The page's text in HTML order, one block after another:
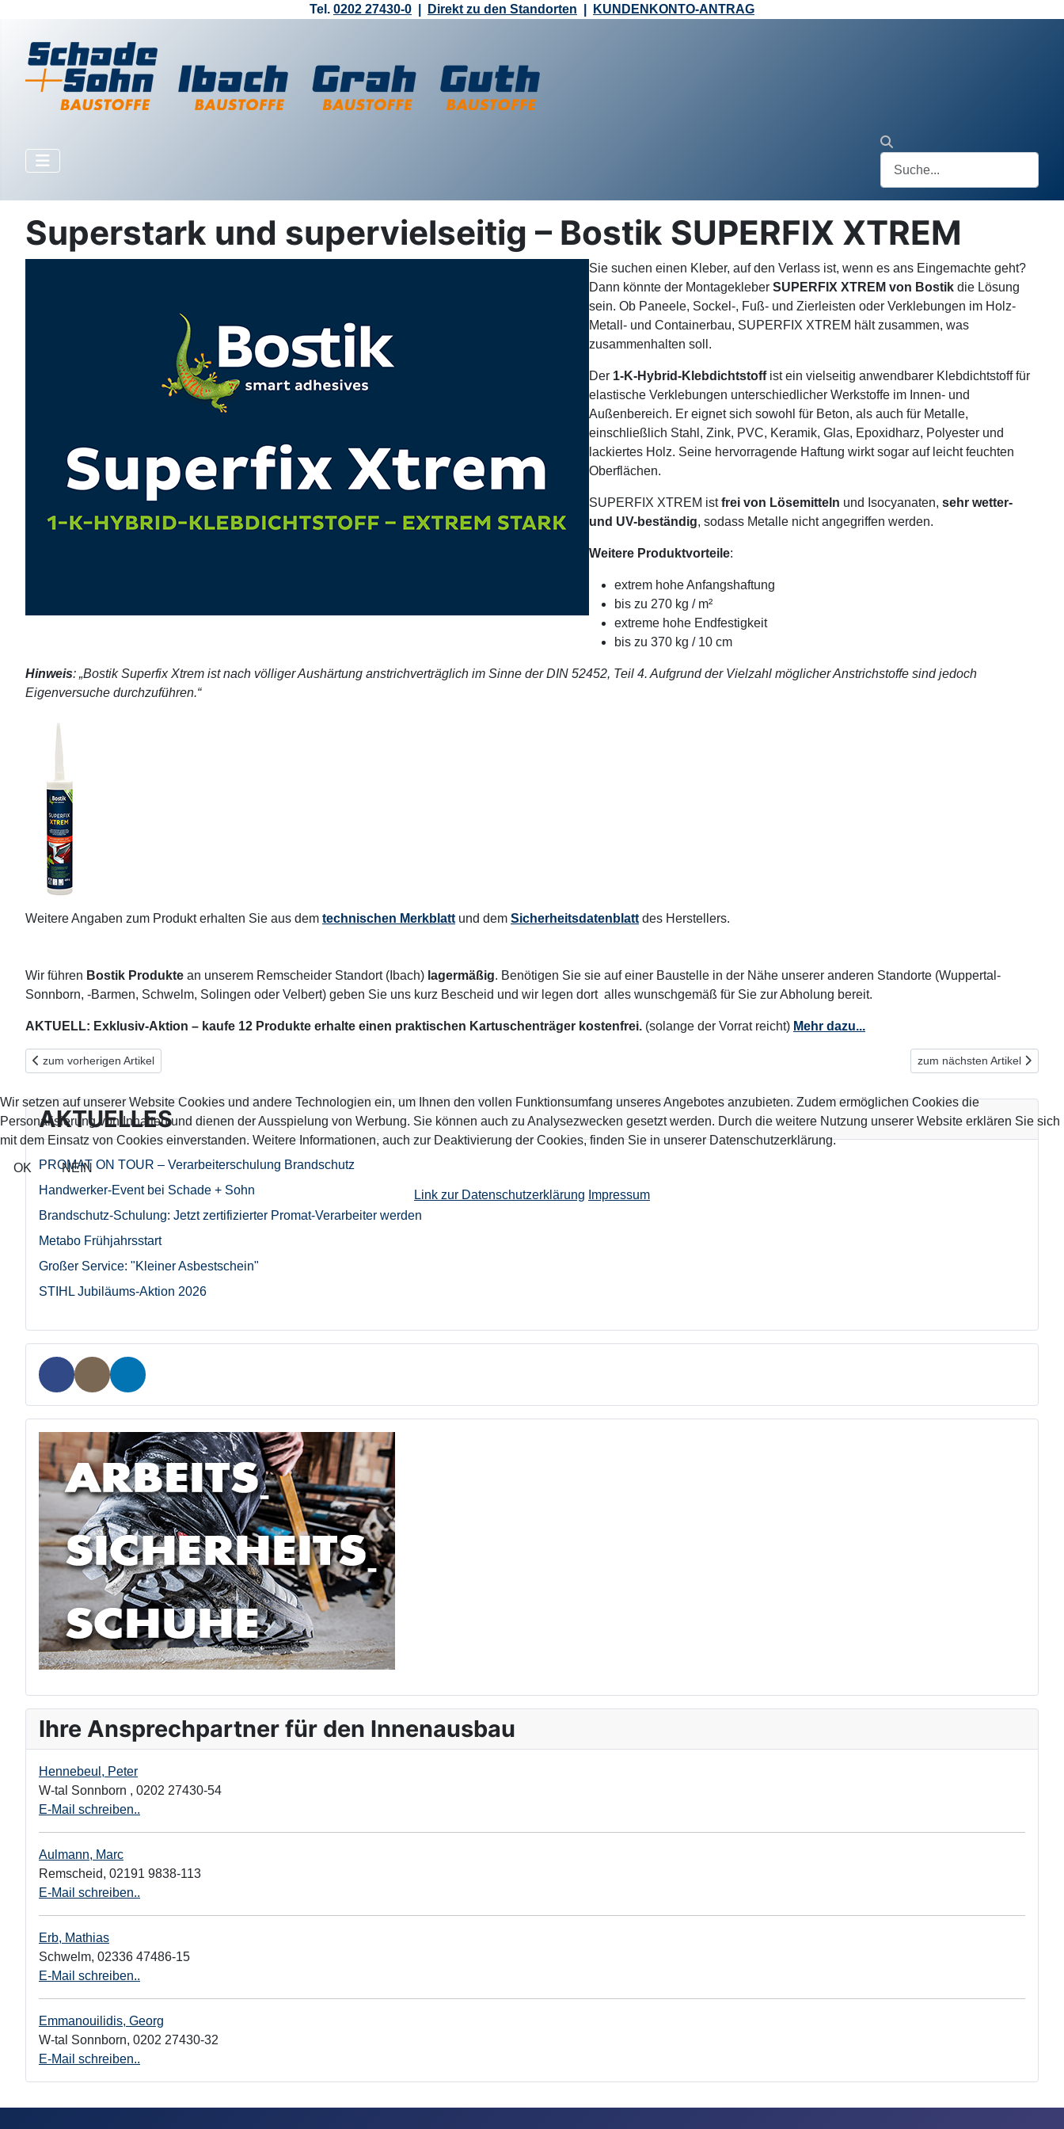
Tel. 0202 27430-0 Direkt zu den Standorten KUNDENKONTO-ANTRAG
Superstark und supervielseitig – Bostik SUPERFIX XTREM
Sie suchen einen Kleber, auf den Verlass ist, wenn es ans Eingemachte geht?
Dann könnte der Montagekleber SUPERFIX XTREM von Bostik die Lösung
sein. Ob Paneele, Sockel-, Fuß- und Zierleisten oder Verklebungen im Holz-
Metall- und Containerbau, SUPERFIX XTREM hält zusammen, was
zusammenhalten soll.
Der 1-K-Hybrid-Klebdichtstoffist ein vielseitig anwendbarer Klebdichtstoff für
elastische Verklebungen unterschiedlicher Werkstoffe im Innen- und
Außenbereich. Er eignet sich sowohl für Beton, als auch für Metalle,
einschließlich Stahl, Zink, PVC, Keramik, Glas, Epoxidharz, Polyester und
lackiertes Holz. Seine hervorragende Haftung wirkt sogar auf leicht feuchten
Oberflächen.
SUPERFIX XTREM istfrei von Lösemitteln und Isocyanaten, sehr wetter-
und UV-beständig, sodass Metalle nicht angegriffen werden.
Weitere Produktvorteile:
extrem hohe Anfangshaftung
bis zu 270 kg / m²
extreme hohe Endfestigkeit
bis zu 370 kg / 10 cm
Hinweis: „Bostik Superfix Xtrem ist nach völliger Aushärtung anstrichverträglich im Sinne der DIN 52452, Teil 4. Aufgrund der Vielzahl möglicher Anstrichstoffe sind jedoch
Eigenversuche durchzuführen.“
Weitere Angaben zum Produkt erhalten Sie aus dem technischen Merkblatt und dem Sicherheitsdatenblatt des Herstellers.
Wir führen Bostik Produkte an unserem Remscheider Standort (Ibach) lagermäßig. Benötigen Sie sie auf einer Baustelle in der Nähe unserer anderen Standorte (Wuppertal-
Sonnborn, -Barmen, Schwelm, Solingen oder Velbert) geben Sie uns kurz Bescheid und wir legen dort alles wunschgemäß für Sie zur Abholung bereit.
AKTUELL: Exklusiv-Aktion – kaufe 12 Produkte erhalte einen praktischen Kartuschenträger kostenfrei. (solange der Vorrat reicht) Mehr dazu...
Vorheriger Beitrag: Silikon mit „dickem Fell“ – Bostik Sanitärsilicon Profi
zum vorherigen Artikel Nächster Beitrag: Öko-Test
zum nächsten Artikel
AKTUELLES
PROMAT ON TOUR – Verarbeiterschulung Brandschutz
Handwerker-Event bei Schade + Sohn
Brandschutz-Schulung: Jetzt zertifizierter Promat-Verarbeiter werden
Metabo Frühjahrsstart
Großer Service: "Kleiner Asbestschein"
STIHL Jubiläums-Aktion 2026
Ihre Ansprechpartner für den Innenausbau
Hennebeul, Peter
W-tal Sonnborn , 0202 27430-54
E-Mail schreiben..
Aulmann, Marc
Remscheid, 02191 9838-113
E-Mail schreiben..
Erb, Mathias
Schwelm, 02336 47486-15
E-Mail schreiben..
Emmanouilidis, Georg
W-tal Sonnborn, 0202 27430-32
E-Mail schreiben..
Wir setzen auf unserer Website Cookies und andere Technologien ein, um Ihnen den vollen Funktionsumfang unseres Angebotes anzubieten. Zudem ermöglichen Cookies die
Personalisierung von Inhalten und dienen der Ausspielung von Werbung. Sie können auch zu Analysezwecken gesetzt werden. Durch die weitere Nutzung unserer Website erklären Sie sich
mit dem Einsatz von Cookies einverstanden. Weitere Informationen, auch zur Deaktivierung der Cookies, finden Sie in unserer Datenschutzerklärung.
OK NEIN
Link zur Datenschutzerklärung Impressum